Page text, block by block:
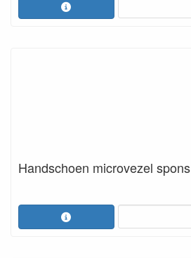
Handschoen microvezel spons